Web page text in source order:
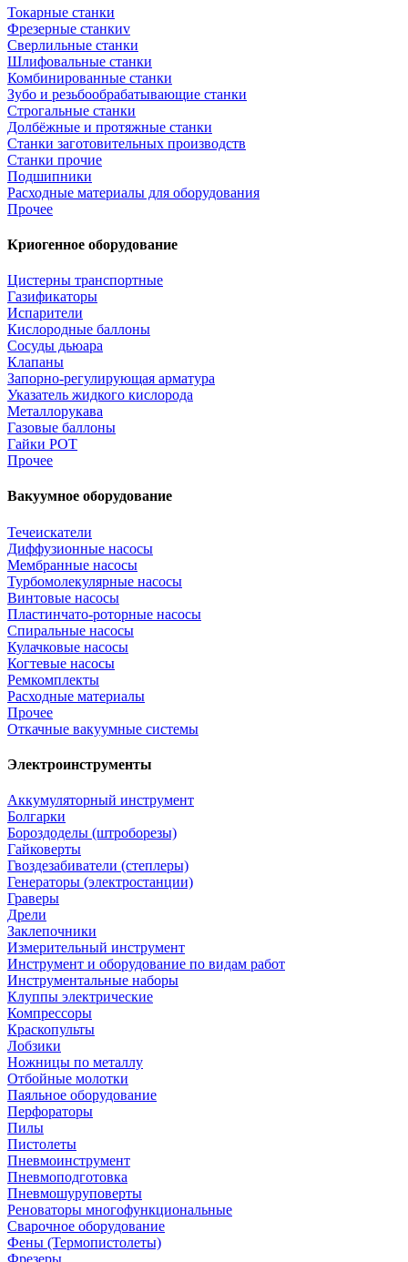
Токарные станки
Фрезерные станкиv
Сверлильные станки
Шлифовальные станки
Комбинированные станки
Зубо и резьбообрабатывающие станки
Строгальные станки
Долбёжные и протяжные станки
Станки заготовительных производств
Станки прочие
Подшипники
Расходные материалы для оборудования
Прочее
Криогенное оборудование
Цистерны транспортные
Газификаторы
Испарители
Кислородные баллоны
Сосуды дьюара
Клапаны
Запорно-регулирующая арматура
Указатель жидкого кислорода
Металлорукава
Газовые баллоны
Гайки РОТ
Прочее
Вакуумное оборудование
Течеискатели
Диффузионные насосы
Мембранные насосы
Турбомолекулярные насосы
Винтовые насосы
Пластинчато-роторные насосы
Спиральные насосы
Кулачковые насосы
Когтевые насосы
Ремкомплекты
Расходные материалы
Прочее
Откачные вакуумные системы
Электроинструменты
Аккумуляторный инструмент
Болгарки
Бороздоделы (штроборезы)
Гайковерты
Гвоздезабиватели (степлеры)
Генераторы (электростанции)
Граверы
Дрели
Заклепочники
Измерительный инструмент
Инструмент и оборудование по видам работ
Инструментальные наборы
Клуппы электрические
Компрессоры
Краскопульты
Лобзики
Ножницы по металлу
Отбойные молотки
Паяльное оборудование
Перфораторы
Пилы
Пистолеты
Пневмоинструмент
Пневмоподготовка
Пневмошуруповерты
Реноваторы многофункциональные
Сварочное оборудование
Фены (Термопистолеты)